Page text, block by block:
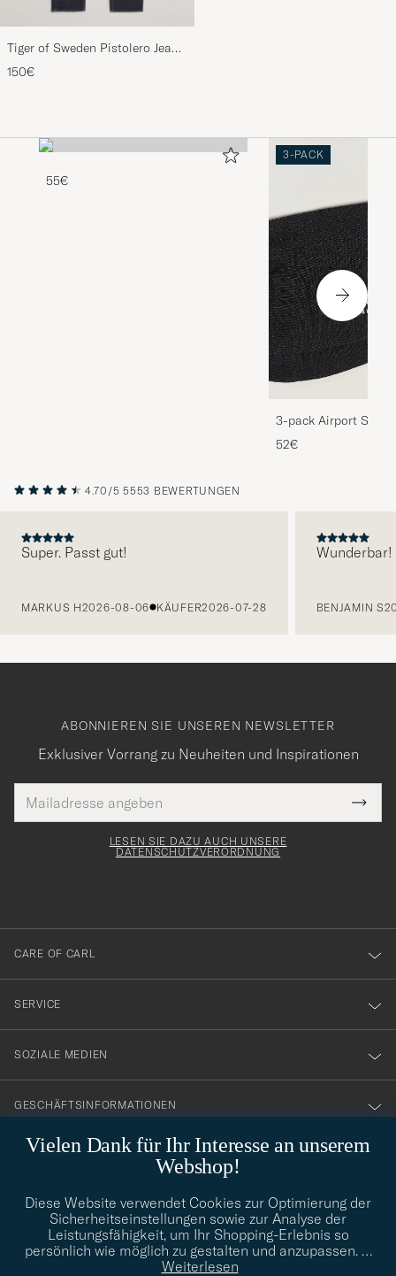
Tiger of Sweden Pistolero Jeans
Ripen Blue
150€
55€
3-PACK
3-pack Airport
Melange
52€
4.70/5 5553 BEWERTUNGEN
Super. Passt gut!
MARKUS H2026-08-06 KÄUFER2026-07-28
Wunderbar!
BENJAMIN S
Vielen Dank für Ihr Interesse an unserem
Webshop!
Diese Website verwendet Cookies zur Optimierung der
Sicherheitseinstellungen sowie zur Analyse der
Leistungsfähigkeit, um Ihr Shopping-Erlebnis so
persönlich wie möglich zu gestalten und anzupassen. …
Weiterlesen
ABONNIEREN SIE UNSEREN NEWSLETTER
Exklusiver Vorrang zu Neuheiten und Inspirationen
Mail
Adresse
Tack
för
dig
till
vårt
nyhetsbrev!
LESEN SIE DAZU AUCH UNSERE
DATENSCHUTZVERORDNUNG
CARE OF CARL
SERVICE
SOZIALE MEDIEN
GESCHÄFTSINFORMATIONEN
info@careofcarl.de
Benötigen Sie Hilfe bei der Suche nach Ihrem persönlichen Stil?
Wenden Sie sich an uns, wir helfen Ihnen gerne weiter!
STILBERATUNG